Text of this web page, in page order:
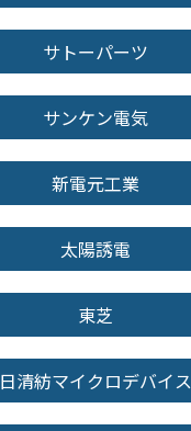
サトーパーツ
サンケン電気
新電元工業
太陽誘電
東芝
日清紡マイクロデバイス